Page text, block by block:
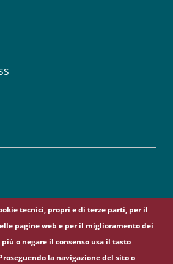
tecnici, propri e di terze parti, per il
pagine web e per il miglioramento dei
o negare il consenso usa il tasto
la navigazione del sito o